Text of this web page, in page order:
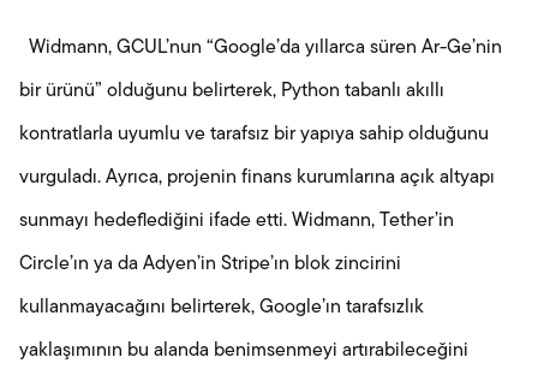
Widmann, GCUL’nun “Google’da yıllarca süren Ar-Ge’nin
bir ürünü” olduğunu belirterek, Python tabanlı akıllı
kontratlarla uyumlu ve tarafsız bir yapıya sahip olduğunu
vurguladı. Ayrıca, projenin finans kurumlarına açık altyapı
sunmayı hedeflediğini ifade etti. Widmann, Tether’in
Circle’ın ya da Adyen’in Stripe’ın blok zincirini
kullanmayacağını belirterek, Google’ın tarafsızlık
yaklaşımının bu alanda benimsenmeyi artırabileceğini